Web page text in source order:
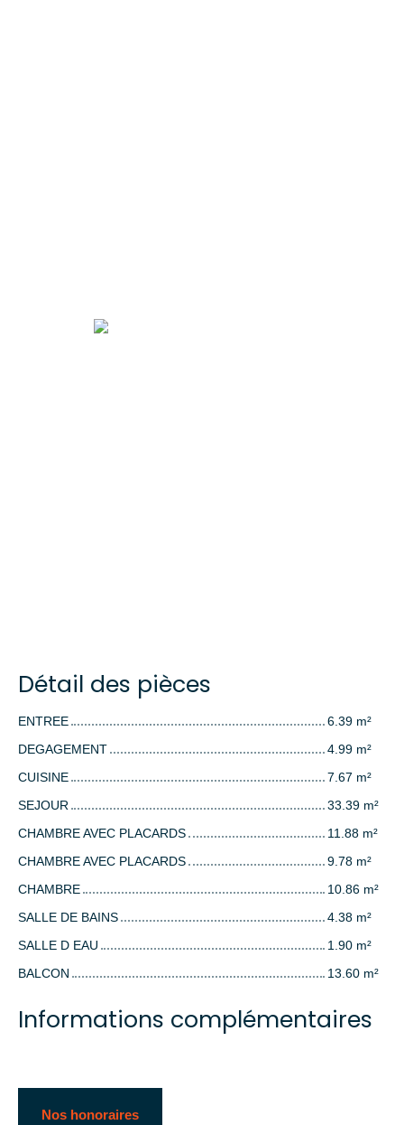
Détail des pièces
ENTREE
6.39 m²
DEGAGEMENT
4.99 m²
CUISINE
7.67 m²
SEJOUR
33.39 m²
CHAMBRE AVEC PLACARDS
11.88 m²
CHAMBRE AVEC PLACARDS
9.78 m²
CHAMBRE
10.86 m²
SALLE DE BAINS
4.38 m²
SALLE D EAU
1.90 m²
BALCON
13.60 m²
Informations complémentaires
Nos honoraires